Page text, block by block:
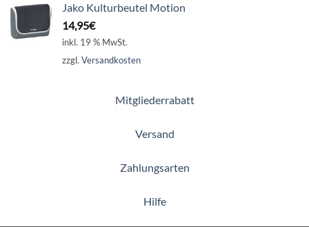
Jako Kulturbeutel Motion
14,95€
inkl. 19 % MwSt.
zzgl. Versandkosten
Mitgliederrabatt
Versand
Zahlungsarten
Hilfe